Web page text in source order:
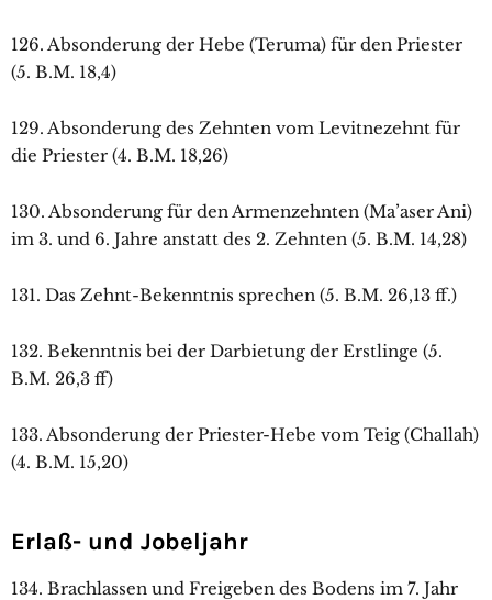
126. Absonderung der Hebe (Teruma) für den Priester
(5. B.M. 18,4)
129. Absonderung des Zehnten vom Levitnezehnt für
die Priester (4. B.M. 18,26)
130. Absonderung für den Armenzehnten (Ma’aser Ani)
im 3. und 6. Jahre anstatt des 2. Zehnten (5. B.M. 14,28)
131. Das Zehnt-Bekenntnis sprechen (5. B.M. 26,13 ff.)
132. Bekenntnis bei der Darbietung der Erstlinge (5.
B.M. 26,3 ff)
133. Absonderung der Priester-Hebe vom Teig (Challah)
(4. B.M. 15,20)
Erlaß- und Jobeljahr
134. Brachlassen und Freigeben des Bodens im 7. Jahr